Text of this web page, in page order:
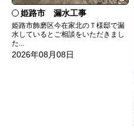
姫路市 漏水工事
姫路市飾磨区今在家北のＴ様邸で漏
水しているとご相談をいただきまし
た...
2026年08月08日